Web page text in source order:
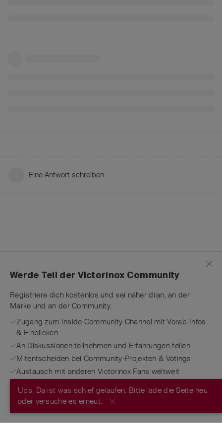
Eine Antwort schreiben…
Ups. Da ist was schief gelaufen. Bitte lade die Seite neu
oder versuche es erneut.
Werde Teil der Victorinox Community
Registriere dich kostenlos und sei näher dran, an der
Marke und an der Community.
Zugang zum Inside Community Channel mit Vorab-Infos
& Einblicken
An Diskussionen teilnehmen und Erfahrungen teilen
Mitentscheiden bei Community-Projekten & Votings
Austausch mit anderen Victorinox Fans weltweit
JETZT REGISTRIEREN